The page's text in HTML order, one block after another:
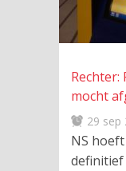
mocht
29 sep
NS
definitief